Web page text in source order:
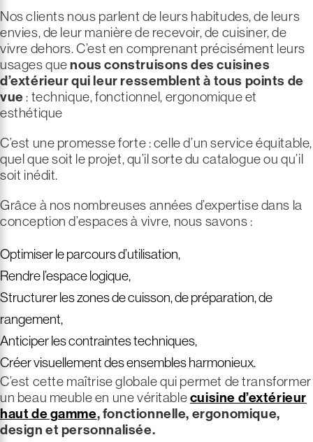
Nos clients nous parlent de leurs habitudes, de leurs
envies, de leur manière de recevoir, de cuisiner, de
vivre dehors. C’est en comprenant précisément leurs
usages quenous construisons des cuisines
d’extérieur qui leur ressemblent à tous points de
vue : technique, fonctionnel, ergonomique et
esthétique
C’est une promesse forte : celle d’un service équitable,
quel que soit le projet, qu’il sorte du catalogue ou qu’il
soit inédit.
Grâce à nos nombreuses années d’expertise dans la
conception d’espaces à vivre, nous savons :
Optimiser le parcours d’utilisation,
Rendre l’espace logique,
Structurer les zones de cuisson, de préparation, de
rangement,
Anticiper les contraintes techniques,
Créer visuellement des ensembles harmonieux.
C’est cette maîtrise globale qui permet de transformer
un beau meuble en une véritablecuisine d’extérieur
haut de gamme, fonctionnelle, ergonomique,
design et personnalisée.